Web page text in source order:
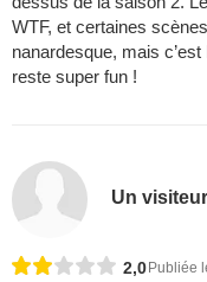
WTF, et certaines
nanardesque, mais
reste super fun !
Un visiteur
2,0Publiée